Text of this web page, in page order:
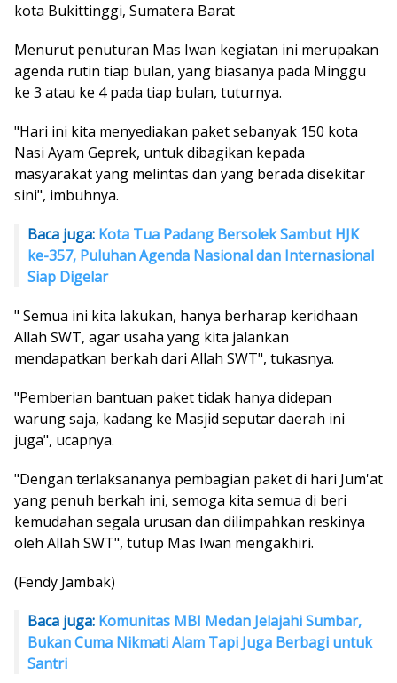
kota Bukittinggi, Sumatera Barat
Menurut penuturan Mas Iwan kegiatan ini merupakan
agenda rutin tiap bulan, yang biasanya pada Minggu
ke 3 atau ke 4 pada tiap bulan, tuturnya.
"Hari ini kita menyediakan paket sebanyak 150 kota
Nasi Ayam Geprek, untuk dibagikan kepada
masyarakat yang melintas dan yang berada disekitar
sini", imbuhnya.
Baca juga: Kota Tua Padang Bersolek Sambut HJK
ke-357, Puluhan Agenda Nasional dan Internasional
Siap Digelar
" Semua ini kita lakukan, hanya berharap keridhaan
Allah SWT, agar usaha yang kita jalankan
mendapatkan berkah dari Allah SWT", tukasnya.
"Pemberian bantuan paket tidak hanya didepan
warung saja, kadang ke Masjid seputar daerah ini
juga", ucapnya.
"Dengan terlaksananya pembagian paket di hari Jum'at
yang penuh berkah ini, semoga kita semua di beri
kemudahan segala urusan dan dilimpahkan reskinya
oleh Allah SWT", tutup Mas Iwan mengakhiri.
(Fendy Jambak)
Baca juga: Komunitas MBI Medan Jelajahi Sumbar,
Bukan Cuma Nikmati Alam Tapi Juga Berbagi untuk
Santri